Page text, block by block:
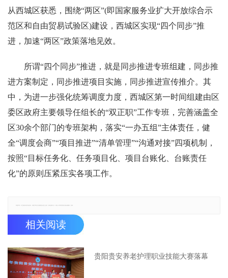
从西城区获悉，围绕“两区”(即国家服务业扩大开放综合示
范区和自由贸易试验区)建设，西城区实现“四个同步”推
进，加速“两区”政策落地见效。
所谓“四个同步”推进，就是同步推进专班组建，同步推
进方案制定，同步推进项目实施，同步推进宣传推介。其
中，为进一步强化统筹调度力度，西城区第一时间组建由区
委区政府主要领导任组长的“双正职”工作专班，完善涵盖全
区30余个部门的专班架构，落实“一办五组”主体责任，健
全“调度会商”“项目推进”“清单管理”“沟通对接”四项机制，
按照“目标任务化、任务项目化、项目台账化、台账责任
化”的原则压紧压实各项工作。
相关阅读
贵阳贵安养老护理职业技能大赛落幕